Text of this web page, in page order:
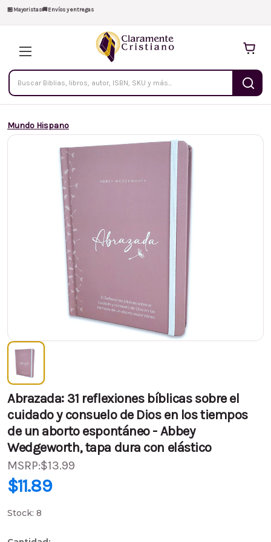
🏪Mayoristas🚚Envíos y entregas
Buscar
productos
Mundo Hispano
Abrazada: 31 reflexiones bíblicas sobre el
cuidado y consuelo de Dios en los tiempos
de un aborto espontáneo - Abbey
Wedgeworth, tapa dura con elástico
PVP:$13.99
$11.89
(Ahorra $2.10
MSRP:$13.99
$11.89
Stock: 8